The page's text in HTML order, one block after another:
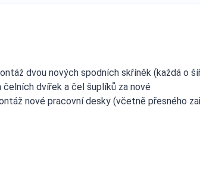
dvou nových spodních skříněk (každá o
dvířek a čel šuplíků za nové
nové pracovní desky (včetně přesného